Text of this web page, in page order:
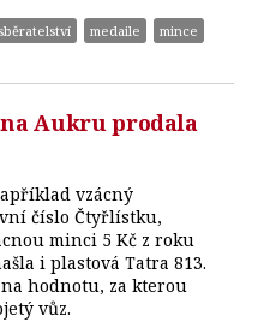
medaile mince
na Aukru prodala
vzácný
číslo Čtyřlístku,
minci 5 Kč z roku
i plastová Tatra 813.
hodnotu, za kterou
vůz.